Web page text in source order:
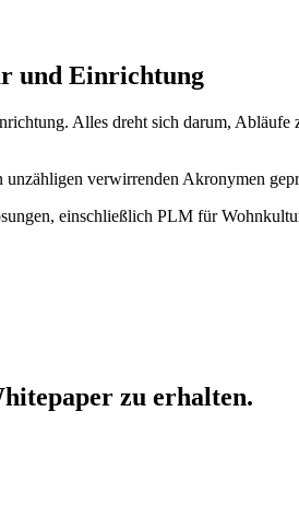
und Einrichtung
Alles dreht sich darum,
verwirrenden Akronymen
einschließlich PLM für
zu erhalten.